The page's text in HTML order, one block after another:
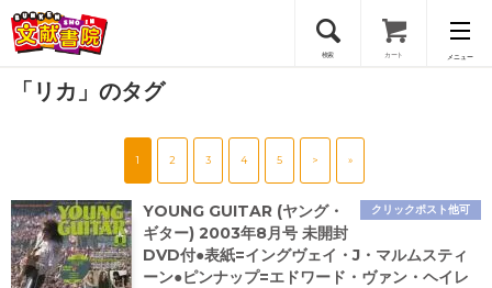
検索 カート メニュー
会員登録
「リカ」のタグ
1 2 3 4 5 > »
クリックポスト他可
YOUNG GUITAR (ヤング・
ギター) 2003年8月号 未開封
DVD付●表紙=イングヴェイ・J・マルムスティ
ーン●ピンナップ=エドワード・ヴァン・ヘイレ